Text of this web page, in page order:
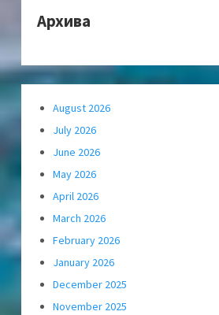
Архива
August 2026
July 2026
June 2026
May 2026
April 2026
March 2026
February 2026
January 2026
December 2025
November 2025